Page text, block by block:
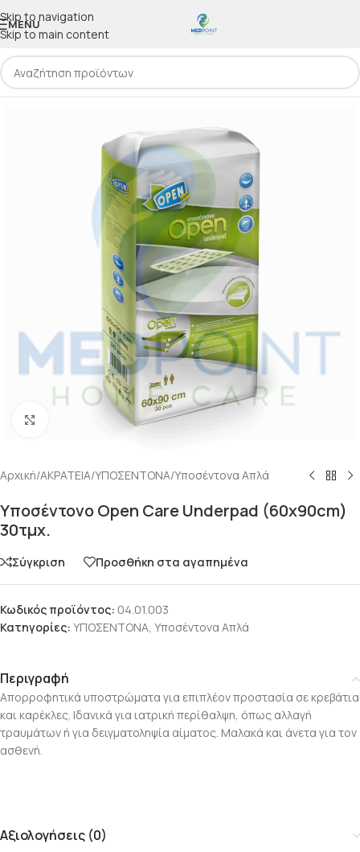
Skip to navigation
Skip to main content
MENU
Click to enlarge
Αρχική/ΑΚΡΑΤΕΙΑ/ΥΠΟΣΕΝΤΟΝΑ/Υποσέντονα Απλά
Υποσέντονο Open Care Underpad (60x90cm)
30τμχ.
Σύγκριση Προσθήκη στα αγαπημένα
Κωδικός προϊόντος: 04.01.003
Κατηγορίες: ΥΠΟΣΕΝΤΟΝΑ, Υποσέντονα Απλά
Περιγραφή
Απορροφητικά υποστρώματα για επιπλέον προστασία σε κρεβάτια
και καρέκλες. Ιδανικά για ιατρική περίθαλψη, όπως αλλαγή
τραυμάτων ή για δειγματοληψία αίματος. Μαλακά και άνετα για τον
ασθενή.
Αξιολογήσεις (0)